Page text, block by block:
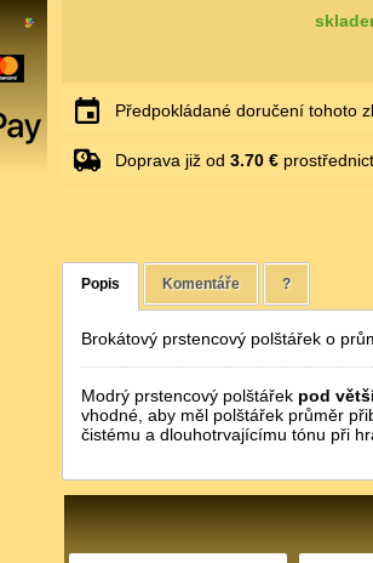
Předpokládané doručení tohoto
Doprava již od 3.70 €
Popis Komentáře ?
Brokátový prstencový polštářek o
Modrý prstencový polštářek pod
vhodné, aby měl polštářek průměr
čistému a dlouhotrvajícímu tónu při